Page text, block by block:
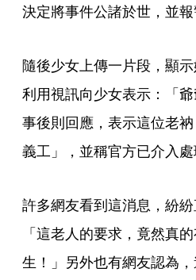
決定將事件公諸於世，並報
隨後少女上傳一片段，顯
利用視訊向少女表示：「
事後則回應，表示這位老
義工」，並稱官方已介入處
許多網友看到這消息，紛紛
「這老人的要求，竟然真
生！」另外也有網友認為